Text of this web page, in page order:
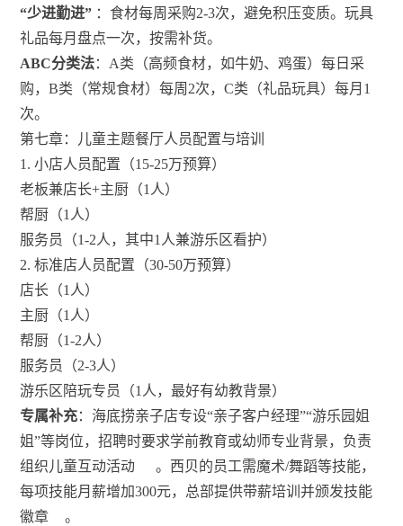
“少进勤进” ：食材每周采购2-3次，避免积压变质。玩具
礼品每月盘点一次，按需补货。
ABC分类法：A类（高频食材，如牛奶、鸡蛋）每日采
购，B类（常规食材）每周2次，C类（礼品玩具）每月1
次。
第七章：儿童主题餐厅人员配置与培训
1. 小店人员配置（15-25万预算）
老板兼店长+主厨（1人）
帮厨（1人）
服务员（1-2人，其中1人兼游乐区看护）
2. 标准店人员配置（30-50万预算）
店长（1人）
主厨（1人）
帮厨（1-2人）
服务员（2-3人）
游乐区陪玩专员（1人，最好有幼教背景）
专属补充：海底捞亲子店专设“亲子客户经理”“游乐园姐
姐”等岗位，招聘时要求学前教育或幼师专业背景，负责
组织儿童互动活动
。西贝的员工需魔术/舞蹈等技能，
每项技能月薪增加300元，总部提供带薪培训并颁发技能
徽章
。